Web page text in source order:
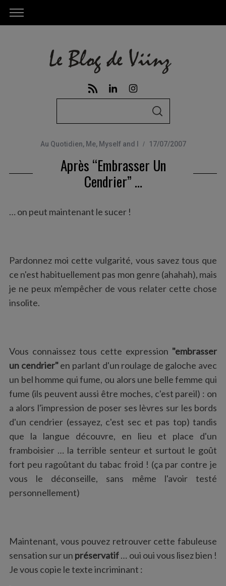
r
r
S
C
H
Au Quotidien, Me, Myself and I 17/07/2007
Après “embrasser Un
Cendrier” …
… on peut maintenant le sucer !
Pardonnez moi cette vulgarité, vous savez tous que
ce n'est habituellement pas mon genre (ahahah), mais
je ne peux m'empêcher de vous relater cette chose
insolite.
Vous connaissez tous cette expression "embrasser
un cendrier"en parlant d'un roulage de galoche avec
un bel homme qui fume, ou alors une belle femme qui
fume (ils peuvent aussi être moches, c'est pareil) : on
a alors l'impression de poser ses lèvres sur les bords
d'un cendrier (essayez, c'est sec et pas top) tandis
que la langue découvre, en lieu et place d'un
framboisier … la terrible senteur et surtout le goût
fort peu ragoûtant du tabac froid ! (ça par contre je
vous le déconseille, sans même l'avoir testé
personnellement)
Maintenant, vous pouvez retrouver cette fabuleuse
sensation sur un préservatif… oui oui vous lisez bien !
Je vous copie le texte incriminant :